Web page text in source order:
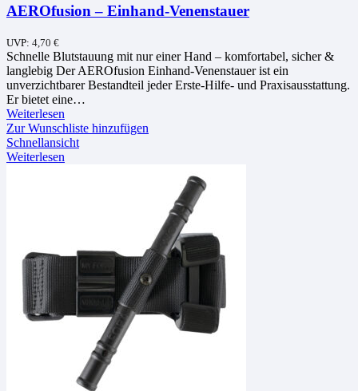
AEROfusion – Einhand-Venenstauer
UVP: 4,70 €
Schnelle Blutstauung mit nur einer Hand – komfortabel, sicher &
langlebig Der AEROfusion Einhand-Venenstauer ist ein
unverzichtbarer Bestandteil jeder Erste-Hilfe- und Praxisausstattung.
Er bietet eine…
Weiterlesen
Zur Wunschliste hinzufügen
Schnellansicht
Weiterlesen